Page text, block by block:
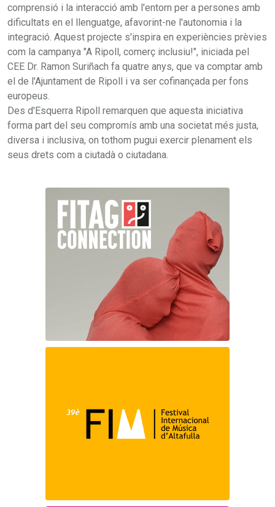
comprensió i la interacció amb l'entorn per a persones amb
dificultats en el llenguatge, afavorint-ne l'autonomia i la
integració. Aquest projecte s'inspira en experiències prèvies
com la campanya "A Ripoll, comerç inclusiu!", iniciada pel
CEE Dr. Ramon Suriñach fa quatre anys, que va comptar amb
el de l'Ajuntament de Ripoll i va ser cofinançada per fons
europeus.
Des d'Esquerra Ripoll remarquen que aquesta iniciativa
forma part del seu compromís amb una societat més justa,
diversa i inclusiva, on tothom pugui exercir plenament els
seus drets com a ciutadà o ciutadana.